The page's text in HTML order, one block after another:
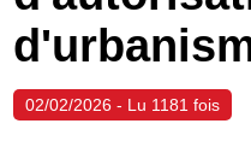
02/02/2026 - Lu 1181 fois